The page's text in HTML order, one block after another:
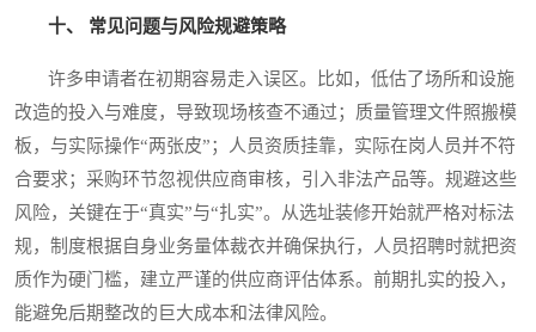
十、 常见问题与风险规避策略
许多申请者在初期容易走入误区。比如，低估了场所和设施
改造的投入与难度，导致现场核查不通过；质量管理文件照搬模
板，与实际操作“两张皮”；人员资质挂靠，实际在岗人员并不符
合要求；采购环节忽视供应商审核，引入非法产品等。规避这些
风险，关键在于“真实”与“扎实”。从选址装修开始就严格对标法
规，制度根据自身业务量体裁衣并确保执行，人员招聘时就把资
质作为硬门槛，建立严谨的供应商评估体系。前期扎实的投入，
能避免后期整改的巨大成本和法律风险。